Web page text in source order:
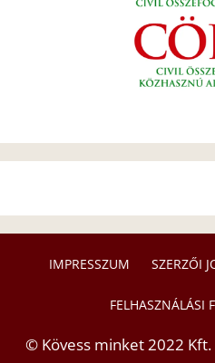
IMPRESSZUM SZERZŐI
FELHASZNÁLÁSI
© Kövess minket 2022